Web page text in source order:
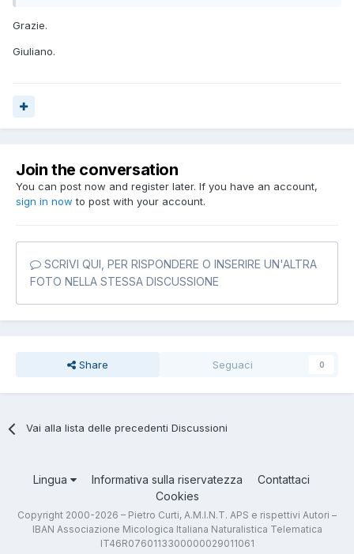
Grazie.
Giuliano.
Join the conversation
You can post now and register later. If you have an account,
sign in now to post with your account.
SCRIVI QUI, PER RISPONDERE O INSERIRE UN'ALTRA
FOTO NELLA STESSA DISCUSSIONE
Share Seguaci 0
Vai alla lista delle precedenti Discussioni
Lingua Informativa sulla riservatezza
Contattaci
Cookies
Copyright 2000-2026 – Pietro Curti, A.M.I.N.T. APS e rispettivi Autori –
IBAN Associazione Micologica Italiana Naturalistica Telematica
IT46R0760113300000029011061